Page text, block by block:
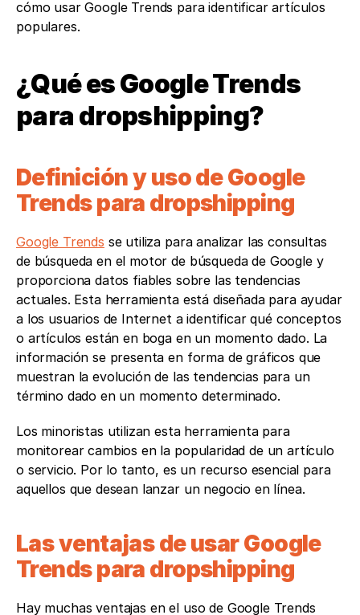
cómo usar Google Trends para identificar artículos
populares.
¿Qué es Google Trends
para dropshipping?
Definición y uso de Google
Trends para dropshipping
Google Trends se utiliza para analizar las consultas
de búsqueda en el motor de búsqueda de Google y
proporciona datos fiables sobre las tendencias
actuales. Esta herramienta está diseñada para ayudar
a los usuarios de Internet a identificar qué conceptos
o artículos están en boga en un momento dado. La
información se presenta en forma de gráficos que
muestran la evolución de las tendencias para un
término dado en un momento determinado.
Los minoristas utilizan esta herramienta para
monitorear cambios en la popularidad de un artículo
o servicio. Por lo tanto, es un recurso esencial para
aquellos que desean lanzar un negocio en línea.
Las ventajas de usar Google
Trends para dropshipping
Hay muchas ventajas en el uso de Google Trends